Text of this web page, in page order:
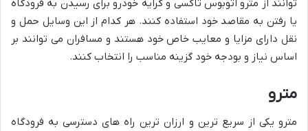
توانند از مترو اتوبوس تاکسی و کرایه خودرو برای رسیدن به فرودگاه
یا رفتن به مقاصد خود استفاده کنند. هر کدام از این وسایل حمل و
نقل دارای مزایا و معایب خاص خود هستند و مسافران می توانند بر
اساس نیاز و بودجه خود گزینه مناسب را انتخاب کنند.
مترو
مترو یکی از سریع ترین و ارزان ترین راه های دسترسی به فرودگاه